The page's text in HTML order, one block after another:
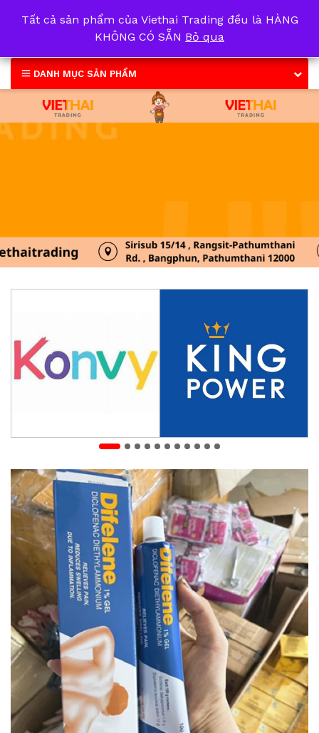
DANH MỤC SẢN PHẨM
Tất cả sản phẩm của Viethai Trading đều là HÀNG
KHÔNG CÓ SẴN Bỏ qua